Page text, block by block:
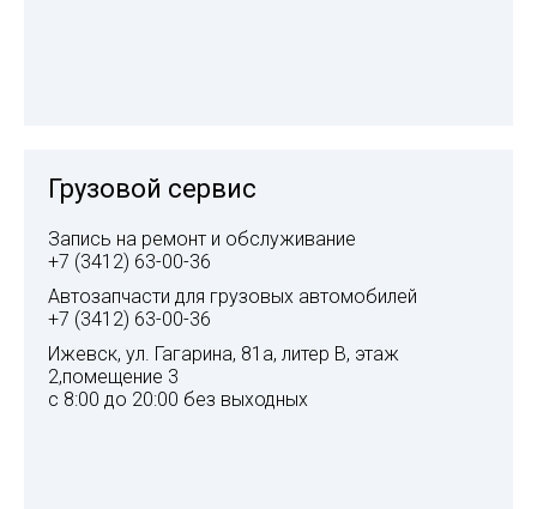
Грузовой сервис
Запись на ремонт и обслуживание
+7 (3412) 63-00-36
Автозапчасти для грузовых автомобилей
+7 (3412) 63-00-36
Ижевск, ул. Гагарина, 81а, литер В, этаж
2,помещение 3
с 8:00 до 20:00 без выходных